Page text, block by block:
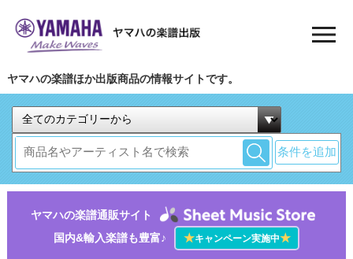
ヤマハの楽譜ほか出版商品の情報サイトです。
条件を追加
ヤマハの楽譜通販サイト
国内&輸入楽譜も豊富♪
★キャンペーン実施中★